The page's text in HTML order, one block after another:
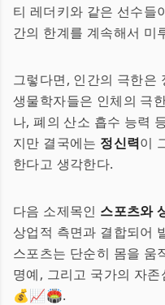
티 레더키와 같은 선수들
간의 한계를 계속해서 미
그렇다면, 인간의 극한은
생물학자들은 인체의 극
나, 폐의 산소 흡수 능력
지만 결국에는 정신력이
한다고 생각한다.
다음 소제목인 스포츠와
상업적 측면과 결합되어
스포츠는 단순히 몸을 움
명예, 그리고 국가의 자
💰📈🏟️.